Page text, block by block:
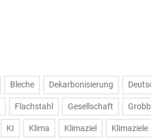
Bleche Dekarbonisierung
Flachstahl Gesellschaft
KI Klima Klimaziel Klimaziele